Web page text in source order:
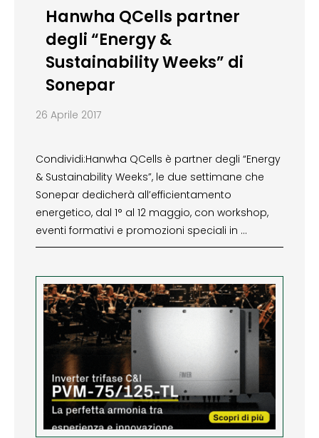
Hanwha QCells partner
degli “Energy &
Sustainability Weeks” di
Sonepar
26 Aprile 2017
Condividi:Hanwha QCells è partner degli “Energy
& Sustainability Weeks”, le due settimane che
Sonepar dedicherà all’efficientamento
energetico, dal 1° al 12 maggio, con workshop,
eventi formativi e promozioni speciali in …